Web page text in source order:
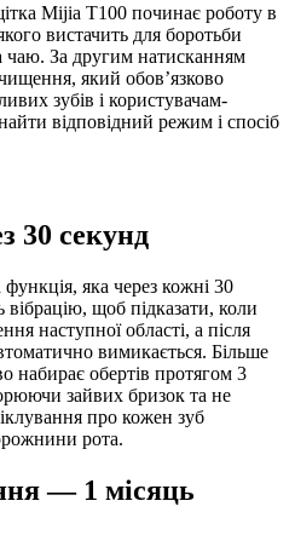
Mijia T100 починає роботу в
вистачить для боротьби
чаю. За другим натисканням
який обов’язково
зубів і користувачам-
відповідний режим і спосіб
30 секунд
яка через кожні 30
щоб підказати, коли
наступної області, а після
вимикається. Більше
набирає обертів протягом 3
зайвих бризок та не
про кожен зуб
рота.
— 1 місяць